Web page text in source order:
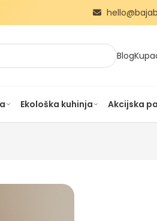
Blog
Ekološka kuhinja Akcijska